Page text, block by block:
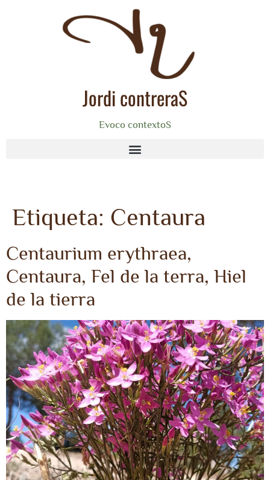
Jordi contreraS
Evoco contextoS
Etiqueta: Centaura
Centaurium erythraea,
Centaura, Fel de la terra, Hiel
de la tierra